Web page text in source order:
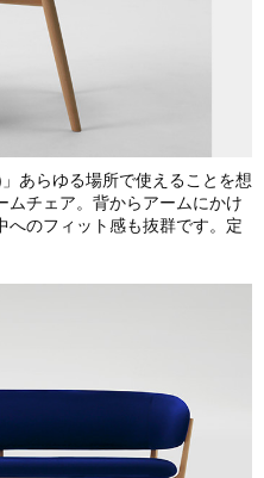
あらゆる場所で使えることを想
ムチェア。背からアームにかけ
へのフィット感も抜群です。定